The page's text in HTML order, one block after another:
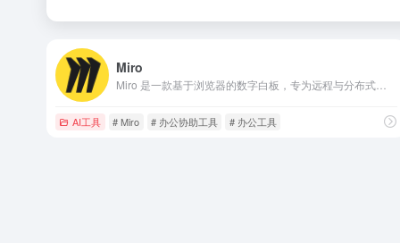
Miro
AI工具 # Miro # 办公协助工具 # 办公工具